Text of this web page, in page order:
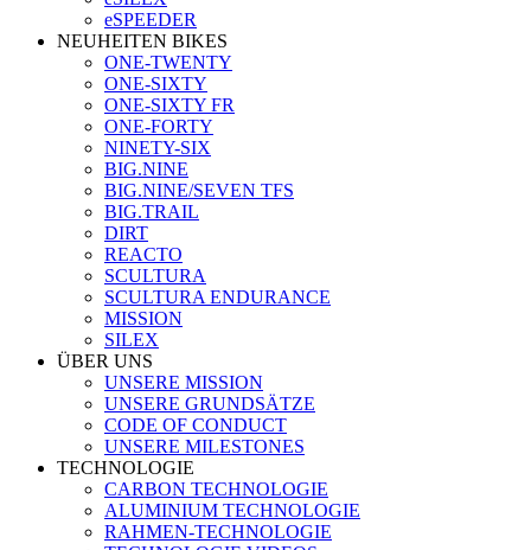
eSPEEDER
NEUHEITEN BIKES
ONE-TWENTY
ONE-SIXTY
ONE-SIXTY FR
ONE-FORTY
NINETY-SIX
BIG.NINE
BIG.NINE/SEVEN TFS
BIG.TRAIL
DIRT
REACTO
SCULTURA
SCULTURA ENDURANCE
MISSION
SILEX
ÜBER UNS
UNSERE MISSION
UNSERE GRUNDSÄTZE
CODE OF CONDUCT
UNSERE MILESTONES
TECHNOLOGIE
CARBON TECHNOLOGIE
ALUMINIUM TECHNOLOGIE
RAHMEN-TECHNOLOGIE